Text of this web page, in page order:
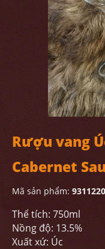
Rượu vang
Cabernet
Mã sản phẩm:
Thể tích: 750ml
Nồng độ: 13.5%
Xuất xứ: Úc